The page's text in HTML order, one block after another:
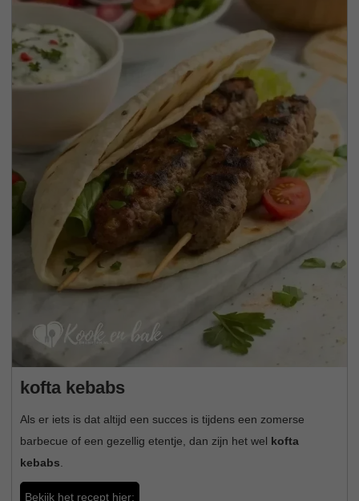
kofta kebabs
Als er iets is dat altijd een succes is tijdens een zomerse
barbecue of een gezellig etentje, dan zijn het wel kofta
kebabs
Bekijk het recept hier: